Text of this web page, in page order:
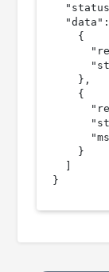
"data":
    {
    },
    {
    }